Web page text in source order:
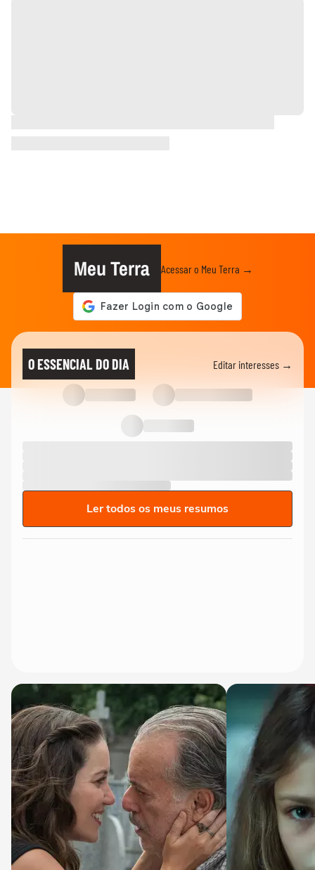
Meu Terra Acessar o Meu Terra →
O ESSENCIAL DO DIA Editar interesses →
Ler todos os meus resumos